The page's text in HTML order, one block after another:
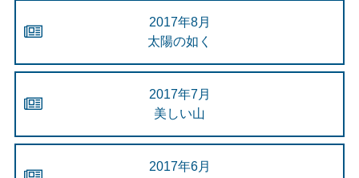
2017年8月
太陽の如く
2017年7月
美しい山
2017年6月